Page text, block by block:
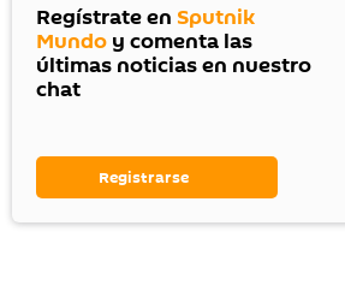
Regístrate en Sputnik
Mundo y comenta las
últimas noticias en nuestro
chat
Registrarse